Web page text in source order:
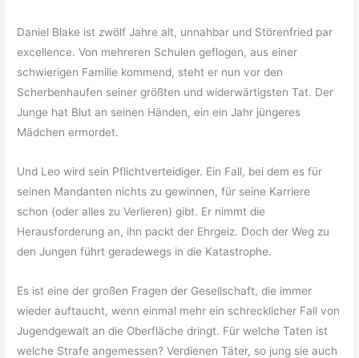
Daniel Blake ist zwölf Jahre alt, unnahbar und Störenfried par
excellence. Von mehreren Schulen geflogen, aus einer
schwierigen Familie kommend, steht er nun vor den
Scherbenhaufen seiner größten und widerwärtigsten Tat. Der
Junge hat Blut an seinen Händen, ein ein Jahr jüngeres
Mädchen ermordet.
Und Leo wird sein Pflichtverteidiger. Ein Fall, bei dem es für
seinen Mandanten nichts zu gewinnen, für seine Karriere
schon (oder alles zu Verlieren) gibt. Er nimmt die
Herausforderung an, ihn packt der Ehrgeiz. Doch der Weg zu
den Jungen führt geradewegs in die Katastrophe.
Es ist eine der großen Fragen der Gesellschaft, die immer
wieder auftaucht, wenn einmal mehr ein schrecklicher Fall von
Jugendgewalt an die Oberfläche dringt. Für welche Taten ist
welche Strafe angemessen? Verdienen Täter, so jung sie auch